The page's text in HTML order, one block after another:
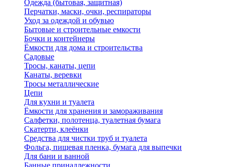
Одежда (бытовая, защитная)
Перчатки, маски, очки, респираторы
Уход за одеждой и обувью
Бытовые и строительные емкости
Бочки и контейнеры
Ёмкости для дома и строительства
Садовые
Тросы, канаты, цепи
Канаты, веревки
Тросы металлические
Цепи
Для кухни и туалета
Ёмкости для хранения и замораживания
Салфетки, полотенца, туалетная бумага
Скатерти, клеёнки
Средства для чистки труб и туалета
Фольга, пищевая пленка, бумага для выпечки
Для бани и ванной